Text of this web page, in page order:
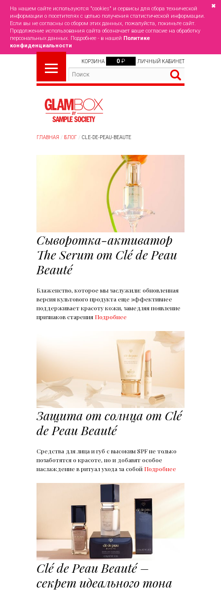
На нашем сайте используются "cookies" и сервисы для сбора технической
информации о посетителях с целью получения статистической информации.
Если вы не согласны со сбором этих данных, пожалуйста, покиньте сайт.
Продолжение использования сайта обозначает ваше согласие на обработку
персональных данных. Подробнее - в нашей Политике
конфиденциальности
✖
КОРЗИНА 0 ₽ ЛИЧНЫЙ КАБИНЕТ
ГЛАВНАЯ БЛОГ CLE-DE-PEAU-BEAUTE
Сыворотка-активатор
The Serum от Clé de Peau
Beauté
Блаженство, которое мы заслужили: обновленная
версия культового продукта еще эффективнее
поддерживает красоту кожи, замедляя появление
признаков старения Подробнее
Защита от солнца от Clé
de Peau Beauté
Средства для лица и губ с высоким SPF не только
позаботятся о красоте, но и добавят особое
наслаждение в ритуал ухода за собой Подробнее
Clé de Peau Beauté –
секрет идеального тона